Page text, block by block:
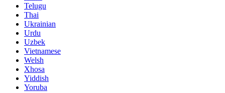
Telugu
Thai
Ukrainian
Urdu
Uzbek
Vietnamese
Welsh
Xhosa
Yiddish
Yoruba